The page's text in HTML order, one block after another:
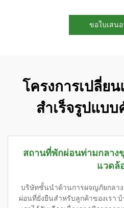
ขอใบเสน
โครงการเปลี่ย
สำเร็จรูปแบ
สถานที่พักผ่อนท่ามกลาง
แวดล้
บริษัทชั้นนำด้านการผจญภัยกลา
ผ่อนที่ยั่งยืนสำหรับลูกค้าของเรา